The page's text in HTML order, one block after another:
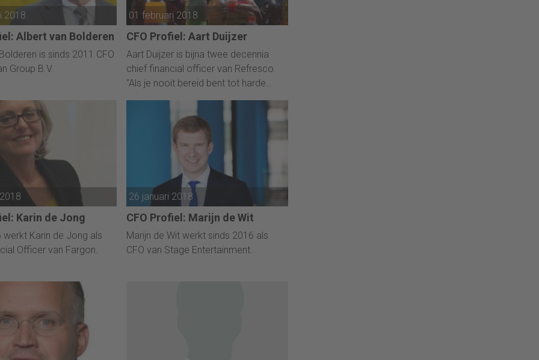
2018
Albert van Bolderen
is sinds 2011 CFO
Group B.V.
01 februari 2018
CFO Profiel: Aart Duijzer
Aart Duijzer is bijna twee decennia
chief financial officer van Refresco.
"Als je nooit bereid bent tot harde
gesprekken met klanten, leveranciers
of vakbonden, ben je uiteindelijk niet
meer concurrerend.”
Karin de Jong
werkt Karin de Jong als
Officer van Fargon.
26 januari 2018
CFO Profiel: Marijn de Wit
Marijn de Wit werkt sinds 2016 als
CFO van Stage Entertainment.